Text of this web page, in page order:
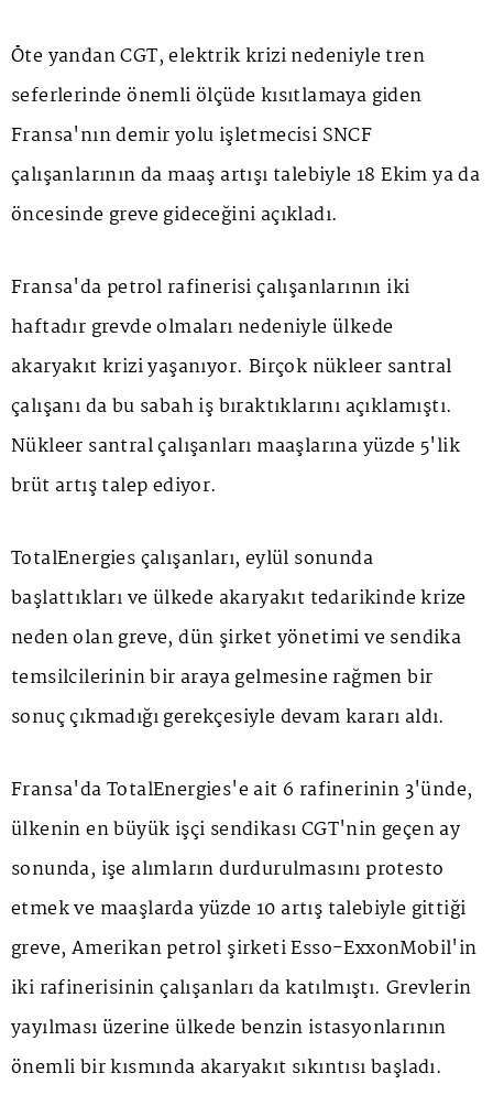
Öte yandan CGT, elektrik krizi nedeniyle tren
seferlerinde önemli ölçüde kısıtlamaya giden
Fransa'nın demir yolu işletmecisi SNCF
çalışanlarının da maaş artışı talebiyle 18 Ekim ya da
öncesinde greve gideceğini açıkladı.
Fransa'da petrol rafinerisi çalışanlarının iki
haftadır grevde olmaları nedeniyle ülkede
akaryakıt krizi yaşanıyor. Birçok nükleer santral
çalışanı da bu sabah iş bıraktıklarını açıklamıştı.
Nükleer santral çalışanları maaşlarına yüzde 5'lik
brüt artış talep ediyor.
TotalEnergies çalışanları, eylül sonunda
başlattıkları ve ülkede akaryakıt tedarikinde krize
neden olan greve, dün şirket yönetimi ve sendika
temsilcilerinin bir araya gelmesine rağmen bir
sonuç çıkmadığı gerekçesiyle devam kararı aldı.
Fransa'da TotalEnergies'e ait 6 rafinerinin 3'ünde,
ülkenin en büyük işçi sendikası CGT'nin geçen ay
sonunda, işe alımların durdurulmasını protesto
etmek ve maaşlarda yüzde 10 artış talebiyle gittiği
greve, Amerikan petrol şirketi Esso-ExxonMobil'in
iki rafinerisinin çalışanları da katılmıştı. Grevlerin
yayılması üzerine ülkede benzin istasyonlarının
önemli bir kısmında akaryakıt sıkıntısı başladı.